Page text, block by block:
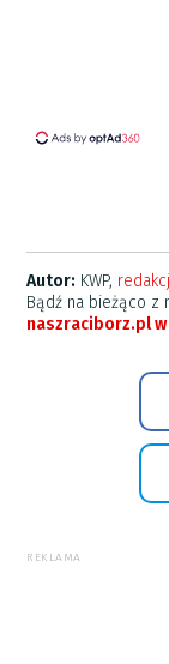
Autor: KWP,
Bądź na bieżąco z
naszraciborz.pl
REKLAMA